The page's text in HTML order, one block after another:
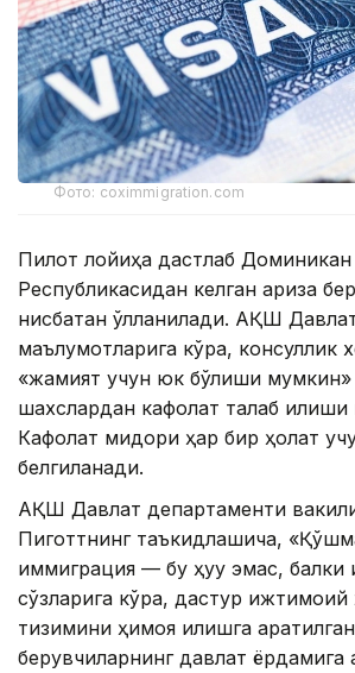
Фото: coximmigration.com
Пилот лойиҳа дастлаб Доминикан
Республикасидан келган ариза
нисбатан қўлланилади. АҚШ
маълумотларига кўра, консуллик
«жамият учун юк бўлиши мумкин»
шахслардан кафолат талаб
Кафолат миқдори ҳар бир ҳолат
белгиланади.
АҚШ Давлат департаменти
Пиготтнинг таъкидлашича,
иммиграция — бу ҳуқуқ эмас, балки
сўзларига кўра, дастур ижтимоий
тизимини ҳимоя қилишга
берувчиларнинг давлат ёрдамига